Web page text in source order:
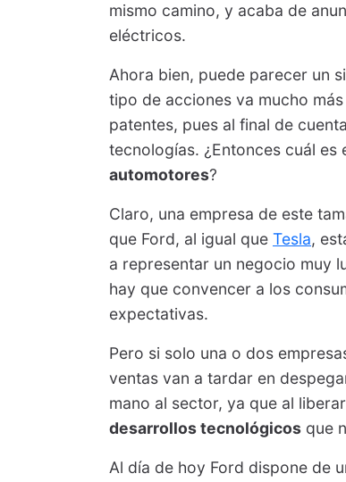
mismo camino, y acaba de
eléctricos.
Ahora bien, puede parecer un
tipo de acciones va mucho
patentes, pues al final de
tecnologías. ¿Entonces cuál
automotores?
Claro, una empresa de este
que Ford, al igual que Tesla,
a representar un negocio muy
hay que convencer a los
expectativas.
Pero si solo una o dos
ventas van a tardar en
mano al sector, ya que al
desarrollos tecnológicos que
Al día de hoy Ford dispone de